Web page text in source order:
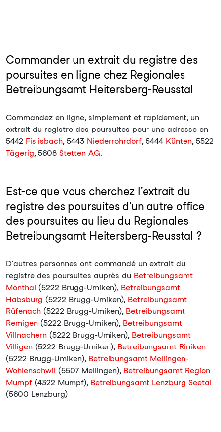
Commander un extrait du registre des
poursuites en ligne chez Regionales
Betreibungsamt Heitersberg-Reusstal
Commandez en ligne, simplement et rapidement, un
extrait du registre des poursuites pour une adresse en
5442 Fislisbach, 5443 Niederrohrdorf, 5444 Künten, 5522
Tägerig, 5608 Stetten AG.
Est-ce que vous cherchez l'extrait du
registre des poursuites d'un autre office
des poursuites au lieu du Regionales
Betreibungsamt Heitersberg-Reusstal ?
D'autres personnes ont commandé un extrait du
registre des poursuites auprès du Betreibungsamt
Mönthal (5222 Brugg-Umiken), Betreibungsamt
Habsburg (5222 Brugg-Umiken), Betreibungsamt
Rüfenach (5222 Brugg-Umiken), Betreibungsamt
Remigen (5222 Brugg-Umiken), Betreibungsamt
Villnachern (5222 Brugg-Umiken), Betreibungsamt
Villigen (5222 Brugg-Umiken), Betreibungsamt Riniken
(5222 Brugg-Umiken), Betreibungsamt Mellingen-
Wohlenschwil (5507 Mellingen), Betreibungsamt Region
Mumpf (4322 Mumpf), Betreibungsamt Lenzburg Seetal
(5600 Lenzburg)